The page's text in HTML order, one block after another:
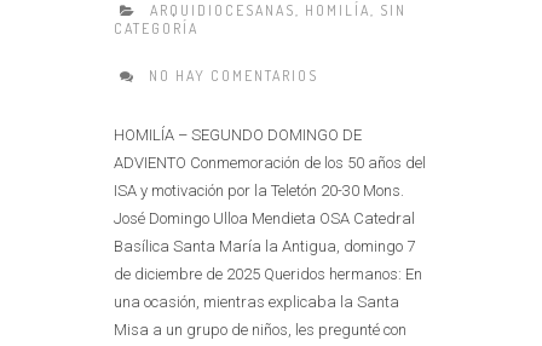
ARQUIDIOCESANAS, HOMILÍA, SIN
CATEGORÍA
NO HAY COMENTARIOS
HOMILÍA – SEGUNDO DOMINGO DE
ADVIENTO Conmemoración de los 50 años del
ISA y motivación por la Teletón 20-30 Mons.
José Domingo Ulloa Mendieta OSA Catedral
Basílica Santa María la Antigua, domingo 7
de diciembre de 2025 Queridos hermanos: En
una ocasión, mientras explicaba la Santa
Misa a un grupo de niños, les pregunté con